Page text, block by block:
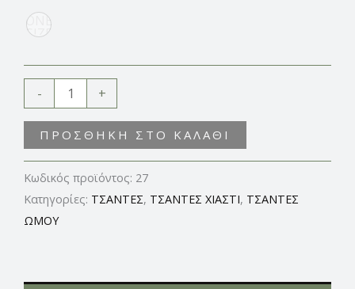
ONE
SIZE
- +
ΠΡΟΣΘΉΚΗ ΣΤΟ ΚΑΛΆΘΙ
Κωδικός προϊόντος: 27
Κατηγορίες: ΤΣΑΝΤΕΣ, ΤΣΑΝΤΕΣ ΧΙΑΣΤΙ, ΤΣΑΝΤΕΣ
ΩΜΟΥ